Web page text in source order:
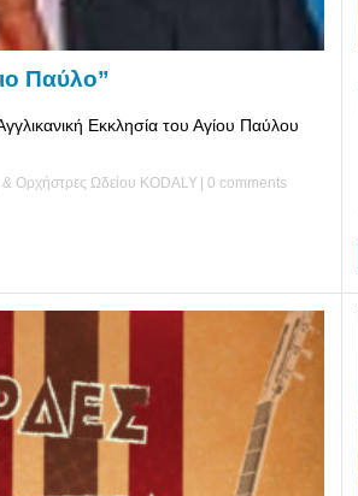
Παύλο”
Εκκλησία του Αγίου Παύλου
Ορχήστρες Ωδείου ΚΟDALY 0 comments